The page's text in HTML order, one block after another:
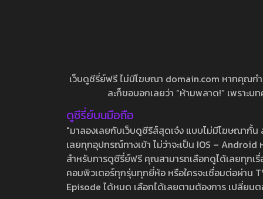
เว็บดูซีรี่ย์ฟรี ไม่มีโฆษณา domain.com หากคุณก
ละก็ขอบอกเลยว่า “ห้ามพลาด!” เพราะ
ดูซีรี่ย์บนมือถือ
"มาลองเลยกับเว็บดูซีรีส์สุดเจ๋ง แบบไม่มีโฆษณากั้
เลยทุกอุปกรณ์ทางเข้า ไม่ว่าจะเป็น IOS –
สำหรับการดูซีรี่ย์ฟรี คุณสามารถเลือกดูได้เลยทุกเ
คอมพิวเตอร์ทุกรุ่นทุกยี่ห้อ หรือใครจะเชื่อมต่อผ่าน
Episode ได้หมด เลือกได้เลยตามต้องการ เปลี่ยน